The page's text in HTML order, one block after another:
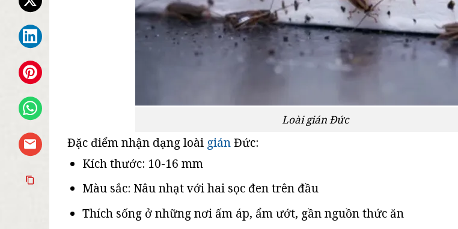
Loài gián Đức
Đặc điểm nhận dạng loài giánĐức:
Kích thước: 10-16 mm
Màu sắc: Nâu nhạt với hai sọc đen trên đầu
Thích sống ở những nơi ấm áp, ẩm ướt, gần nguồn thức ăn